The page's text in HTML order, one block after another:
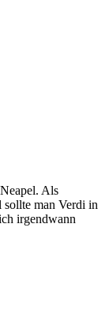
Als
sollte man Verdi in
irgendwann